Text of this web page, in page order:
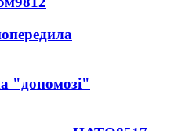
"допомозі"